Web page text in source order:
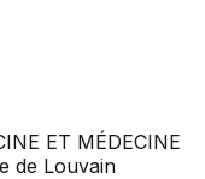
ET MÉDECINE
de Louvain